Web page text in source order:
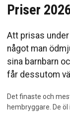
OM SHBF
Organisation
Medlemstidning
Belgoträff
Priser
Att prisas under
något man
sina barnbarn
får dessutom
Det finaste och
hembryggare. De